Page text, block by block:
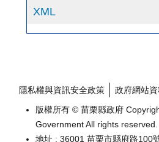
XML
隱私權與資訊安全政策
政府網站
版權所有 © 苗栗縣政府
Government All rights reserved.
地址 : 36001 苗栗市縣府路100